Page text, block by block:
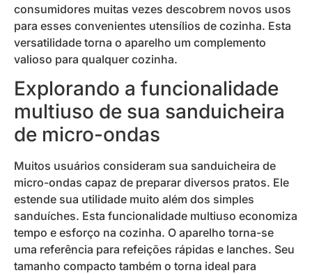
consumidores muitas vezes descobrem novos usos
para esses convenientes utensílios de cozinha. Esta
versatilidade torna o aparelho um complemento
valioso para qualquer cozinha.
Explorando a funcionalidade
multiuso de sua sanduicheira
de micro-ondas
Muitos usuários consideram sua sanduicheira de
micro-ondas capaz de preparar diversos pratos. Ele
estende sua utilidade muito além dos simples
sanduíches. Esta funcionalidade multiuso economiza
tempo e esforço na cozinha. O aparelho torna-se
uma referência para refeições rápidas e lanches. Seu
tamanho compacto também o torna ideal para